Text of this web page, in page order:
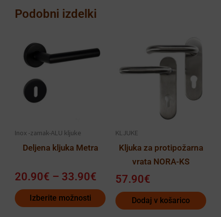
Podobni izdelki
Inox -zamak-ALU kljuke
Deljena kljuka Metra
20.90€ – 33.90€
razpon:
Izberite možnosti
izdelek
ima
različic.
izberete
izdelka
KLJUKE
Kljuka za protipožarna
vrata NORA-KS
57.90€
Dodaj v košarico